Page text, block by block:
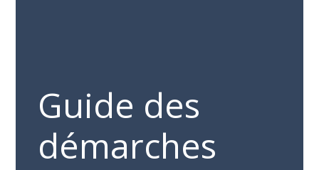
Guide des
démarches